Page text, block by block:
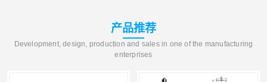
产品推荐
Development, design, production and sales in one of the manufacturing
enterprises